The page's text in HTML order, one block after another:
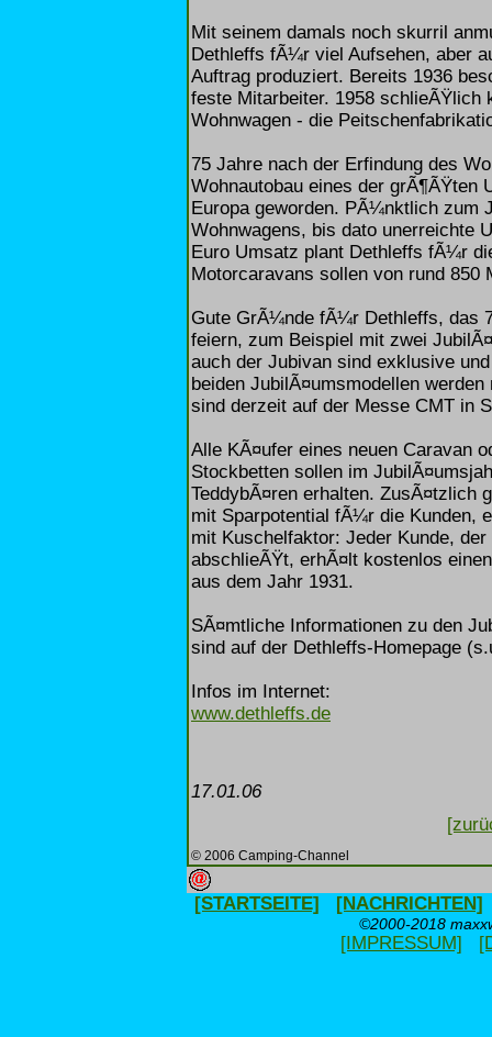
Mit seinem damals noch skurril
Dethleffs fÃ¼r viel Aufsehen, aber
Auftrag produziert. Bereits 1936
feste Mitarbeiter. 1958 schlieÃŸlich
Wohnwagen - die
75 Jahre nach der Erfindung des
Wohnautobau eines der grÃ¶ÃŸten
Europa geworden. PÃ¼nktlich zum
Wohnwagens, bis dato unerreichte
Euro Umsatz plant Dethleffs fÃ¼r
Motorcaravans sollen von rund 850
Gute GrÃ¼nde fÃ¼r Dethleffs, das
feiern, zum Beispiel mit zwei
auch der Jubivan sind exklusive
beiden JubilÃ¤umsmodellen
sind derzeit auf der Messe CMT in
Alle KÃ¤ufer eines neuen Caravan
Stockbetten sollen im
TeddybÃ¤ren erhalten. ZusÃ¤tzlich
mit Sparpotential fÃ¼r die Kunden,
mit Kuschelfaktor: Jeder Kunde,
abschlieÃŸt, erhÃ¤lt kostenlos
aus dem Jahr 1931.
SÃ¤mtliche Informationen zu den
sind auf der Dethleffs-Homepage
Infos im Internet:
www.dethleffs.de
17.01.06
© 2006 Camping-Channel
[STARTSEITE] [NACHRICHTEN]
©2000-2018
[IMPRESSUM]